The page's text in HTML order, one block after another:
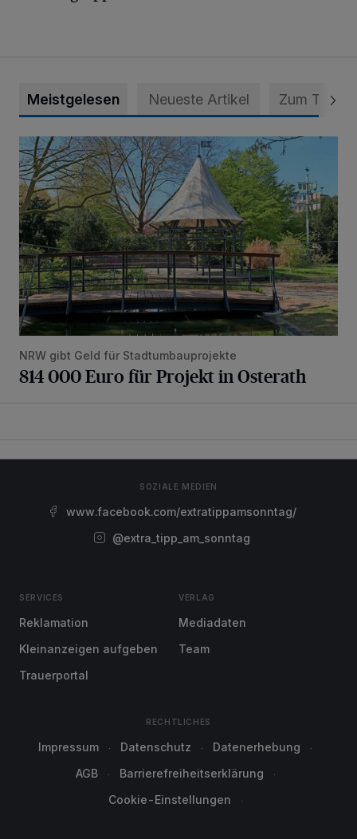
Meistgelesen Neueste Artikel Zum Thema
814 000 Euro für Projekt in Osterath
NRW gibt Geld für Stadtumbauprojekte
814 000 Euro für Projekt in Osterath
SOZIALE MEDIEN
www.facebook.com/extratippamsonntag/
@extra_tipp_am_sonntag
SERVICES
Reklamation
Kleinanzeigen aufgeben
Trauerportal
VERLAG
Mediadaten
Team
RECHTLICHES
Impressum Datenschutz
Datenerhebung
AGB
Barrierefreiheitserklärung
Cookie-Einstellungen